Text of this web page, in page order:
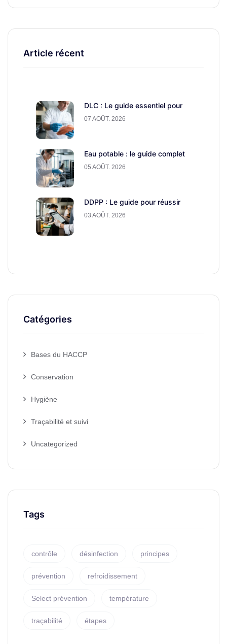
Article récent
DLC : Le guide essentiel pour
07 AOÛT. 2026
Eau potable : le guide complet
05 AOÛT. 2026
DDPP : Le guide pour réussir
03 AOÛT. 2026
Catégories
Bases du HACCP
Conservation
Hygiène
Traçabilité et suivi
Uncategorized
Tags
contrôle désinfection principes
prévention refroidissement
Select prévention température
traçabilité étapes